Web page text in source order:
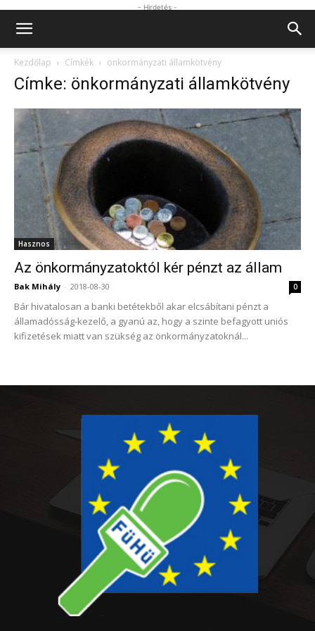
- Hirdetés -
Kezdőlap Címkék önkormányzati államkötvény
Címke: önkormányzati államkötvény
Hasznos
Az önkormányzatoktól kér pénzt az állam
Bak Mihály - 2018-08-30 0
Bár hivatalosan a banki betétekből akar elcsábítani pénzt a
államadósság-kezelő, a gyanú az, hogy a szinte befagyott uniós
kifizetések miatt van szükség az önkormányzatoknál...